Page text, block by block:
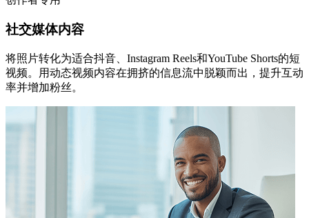
社交媒体内容
将照片转化为适合抖音、Instagram Reels和YouTube Shorts的短
视频。用动态视频内容在拥挤的信息流中脱颖而出，提升互动
率并增加粉丝。